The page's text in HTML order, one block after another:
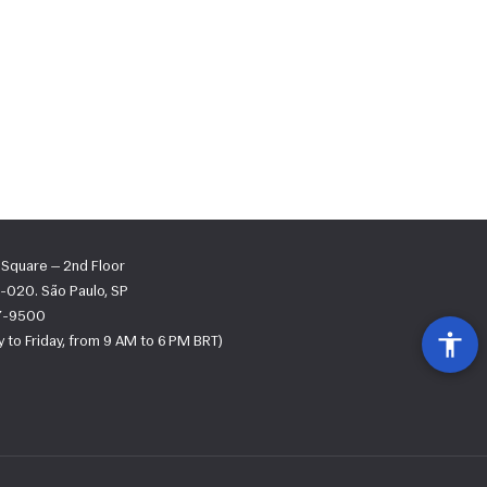
— 2nd Floor
São Paulo, SP
9500
to Friday, from 9 AM to 6 PM BRT)